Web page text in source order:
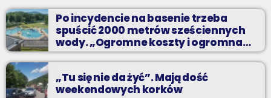
Codziennie od poniedziałku do piątku od 5:30 do 10.
Po incydencie na basenie trzeba
spuścić 2000 metrów sześciennych
wody. „Ogromne koszty i ogromna
praca”
„Tu się nie da żyć”. Mają dość
weekendowych korków